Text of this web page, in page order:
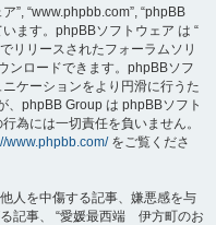
”, “www.phpbb.com”, “phpBB
ます。phpBBソフトウェア は “
でリリースされたフォーラムソリ
ンロードできます。phpBBソフ
ケーションをより円滑に行うた
、phpBB Group は phpBBソフト
為には一切責任を負いません。
www.phpbb.com/をご覧くださ
人を中傷する記事、嫌悪感を与
記事、 “愛媛最西端 伊方町のお